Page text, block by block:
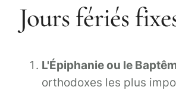
Jours fériés
L'Épiphanie ou le
orthodoxes les plus